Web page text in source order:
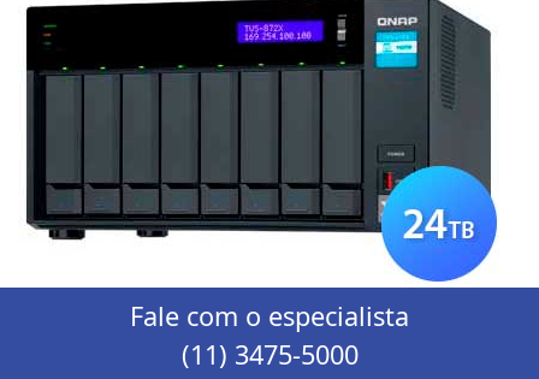
Fale com o especialista
(11) 3475-5000